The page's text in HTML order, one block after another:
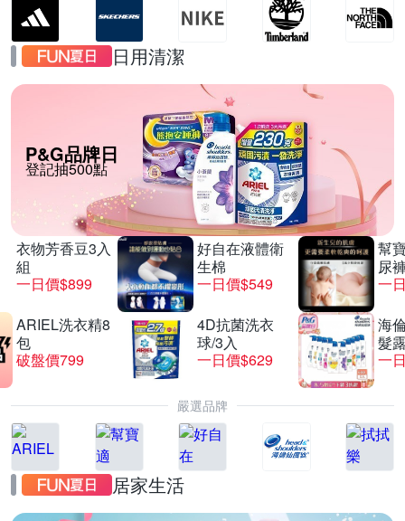
日用清潔
P&G品牌日
登記抽500點
衣物芳香豆3入
組
一日價$899
好自在液體衛
生棉
一日價$549
幫
尿
一
ARIEL洗衣精8
包
破盤價799
4D抗菌洗衣
球/3入
一日價$629
海
髮
一
嚴選品牌
居家生活